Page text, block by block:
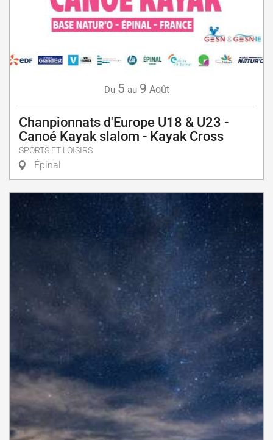
Du 5 au 9 Août
Chanpionnats d'Europe U18 & U23 -
Canoé Kayak slalom - Kayak Cross
SPORTS ET LOISIRS
Épinal